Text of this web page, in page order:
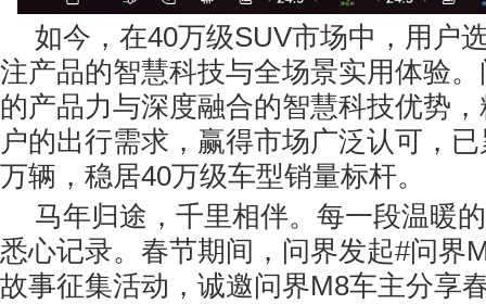
如今，在40万级SUV市场中，用户
注产品的智慧科技与全场景实用体验
的产品力与深度融合的智慧科技优势
户的出行需求，赢得市场广泛认可，
万辆，稳居40万级车型销量标杆。
马年归途，千里相伴。每一段温暖
悉心记录。春节期间，问界发起#问界
故事征集活动，诚邀问界M8车主分享